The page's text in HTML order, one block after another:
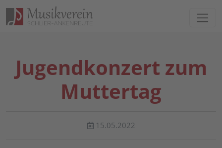
Direkt zur Hauptnavigation springen
Direkt zum Inhalt springen
Jugendkonzert zum
Muttertag
15.05.2022